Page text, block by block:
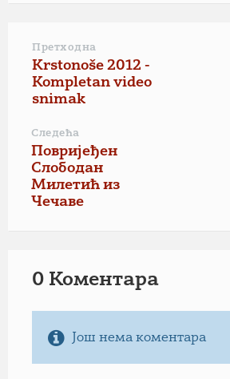
Претходна
Krstonoše 2012 -
Kompletan video
snimak
Следећа
Повријеђен
Слободан
Милетић из
Чечаве
0 Коментарa
Још нема коментара